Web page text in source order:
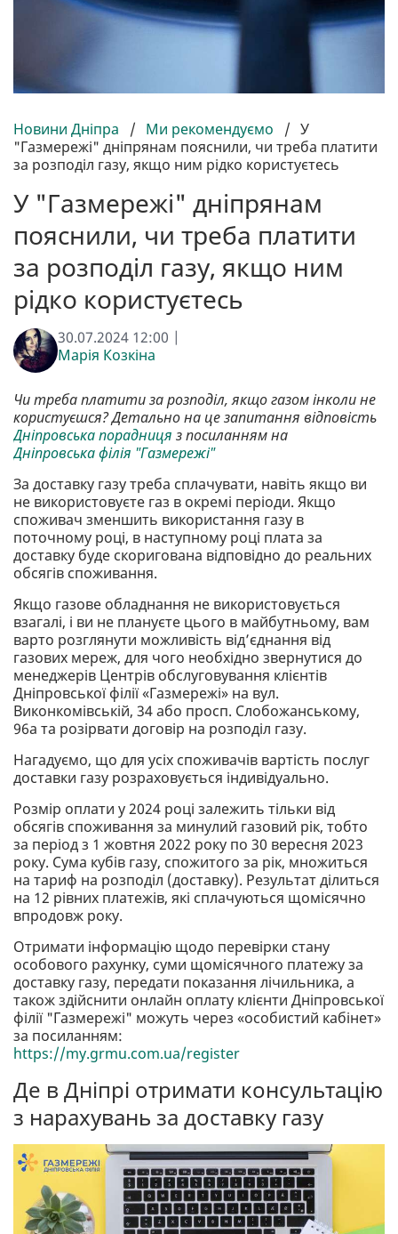
Новини Дніпра / Ми рекомендуємо / У
"Газмережі" дніпрянам пояснили, чи треба платити
за розподіл газу, якщо ним рідко користуєтесь
У "Газмережі" дніпрянам
пояснили, чи треба платити
за розподіл газу, якщо ним
рідко користуєтесь
30.07.2024 12:00 |
Марія Козкіна
Чи треба платити за розподіл, якщо газом інколи не
користуєшся? Детально на це запитання відповість
Дніпровська порадниця з посиланням на
Дніпровська філія "Газмережі"
За доставку газу треба сплачувати, навіть якщо ви
не використовуєте газ в окремі періоди. Якщо
споживач зменшить використання газу в
поточному році, в наступному році плата за
доставку буде скоригована відповідно до реальних
обсягів споживання.
Якщо газове обладнання не використовується
взагалі, і ви не плануєте цього в майбутньому, вам
варто розглянути можливість від’єднання від
газових мереж, для чого необхідно звернутися до
менеджерів Центрів обслуговування клієнтів
Дніпровської філії «Газмережі» на вул.
Виконкомівській, 34 або просп. Слобожанському,
96а та розірвати договір на розподіл газу.
Нагадуємо, що для усіх споживачів вартість послуг
доставки газу розраховується індивідуально.
Розмір оплати у 2024 році залежить тільки від
обсягів споживання за минулий газовий рік, тобто
за період з 1 жовтня 2022 року по 30 вересня 2023
року. Сума кубів газу, спожитого за рік, множиться
на тариф на розподіл (доставку). Результат ділиться
на 12 рівних платежів, які сплачуються щомісячно
впродовж року.
Отримати інформацію щодо перевірки стану
особового рахунку, суми щомісячного платежу за
доставку газу, передати показання лічильника, а
також здійснити онлайн оплату клієнти Дніпровської
філії "Газмережі" можуть через «особистий кабінет»
за посиланням:
https://my.grmu.com.ua/register
Де в Дніпрі отримати консультацію
з нарахувань за доставку газу